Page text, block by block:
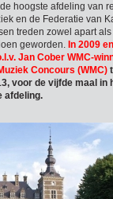
hoogste afdeling van
en de Federatie van
treden zowel apart
geworden. In 2009
Jan Cober WMC-
Concours (WMC)
voor de vijfde maal in
afdeling.